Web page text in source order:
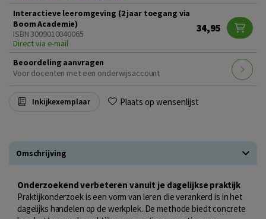
Interactieve leeromgeving (2 jaar toegang via
Boom Academie)
ISBN 3009010040065
Direct via e-mail
34,95
Beoordeling aanvragen
Voor docenten met een onderwijsaccount
Inkijkexemplaar Plaats op wensenlijst
Omschrijving
Onderzoekend verbeteren vanuit je dagelijkse praktijk
Praktijkonderzoek is een vorm van leren die verankerd is in het
dagelijks handelen op de werkplek. De methode biedt concrete